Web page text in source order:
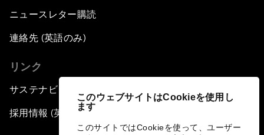
このウェブサイトはCookieを使用し
ます
このサイトではCookieを使って、ユーザー
ニュースレター購読
連絡先 (英語のみ)
リンク
サステナビリティへの取り組み
採用情報 (英語のみ)